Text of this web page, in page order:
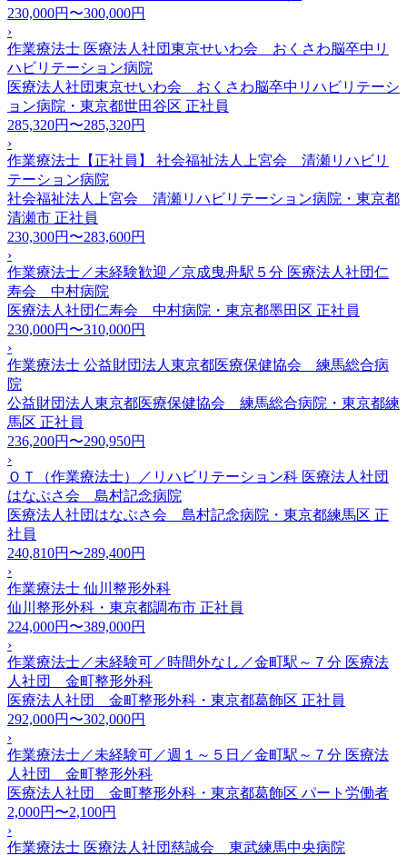
230,000円〜300,000円
›
作業療法士 医療法人社団東京せいわ会 おくさわ脳卒中リ
ハビリテーション病院
医療法人社団東京せいわ会 おくさわ脳卒中リハビリテーシ
ョン病院・東京都世田谷区 正社員
285,320円〜285,320円
›
作業療法士【正社員】 社会福祉法人上宮会 清瀬リハビリ
テーション病院
社会福祉法人上宮会 清瀬リハビリテーション病院・東京都
清瀬市 正社員
230,300円〜283,600円
›
作業療法士／未経験歓迎／京成曳舟駅５分 医療法人社団仁
寿会 中村病院
医療法人社団仁寿会 中村病院・東京都墨田区 正社員
230,000円〜310,000円
›
作業療法士 公益財団法人東京都医療保健協会 練馬総合病
院
公益財団法人東京都医療保健協会 練馬総合病院・東京都練
馬区 正社員
236,200円〜290,950円
›
ＯＴ（作業療法士）／リハビリテーション科 医療法人社団
はなぶさ会 島村記念病院
医療法人社団はなぶさ会 島村記念病院・東京都練馬区 正
社員
240,810円〜289,400円
›
作業療法士 仙川整形外科
仙川整形外科・東京都調布市 正社員
224,000円〜389,000円
›
作業療法士／未経験可／時間外なし／金町駅～７分 医療法
人社団 金町整形外科
医療法人社団 金町整形外科・東京都葛飾区 正社員
292,000円〜302,000円
›
作業療法士／未経験可／週１～５日／金町駅～７分 医療法
人社団 金町整形外科
医療法人社団 金町整形外科・東京都葛飾区 パート労働者
2,000円〜2,100円
›
作業療法士 医療法人社団慈誠会 東武練馬中央病院